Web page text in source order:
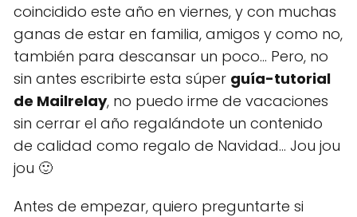
coincidido este año en viernes, y con muchas
ganas de estar en familia, amigos y como no,
también para descansar un poco... Pero, no
sin antes escribirte esta súper guía-tutorial
de Mailrelay, no puedo irme de vacaciones
sin cerrar el año regalándote un contenido
de calidad como regalo de Navidad... Jou jou
jou 🙂
Antes de empezar, quiero preguntarte si